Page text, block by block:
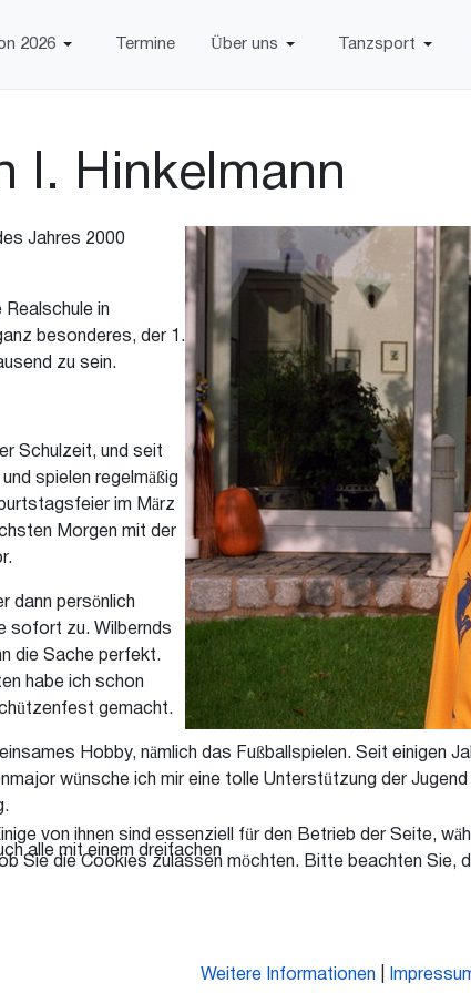
2026 Termine Über uns Tanzsport
I. Hinkelmann
Jahres 2000
Realschule in
besonderes, der 1.
zu sein.
Schulzeit, und seit
spielen regelmäßig
im März
Morgen mit der
dann persönlich
sofort zu. Wilbernds
die Sache perfekt.
habe ich schon
gemacht.
Hobby, nämlich das Fußballspielen. Seit einigen
wünsche ich mir eine tolle Unterstützung der
alle mit einem dreifachen
von ihnen sind essenziell für den Betrieb der Seite,
Sie die Cookies zulassen möchten. Bitte beachten Sie,
Weitere Informationen|